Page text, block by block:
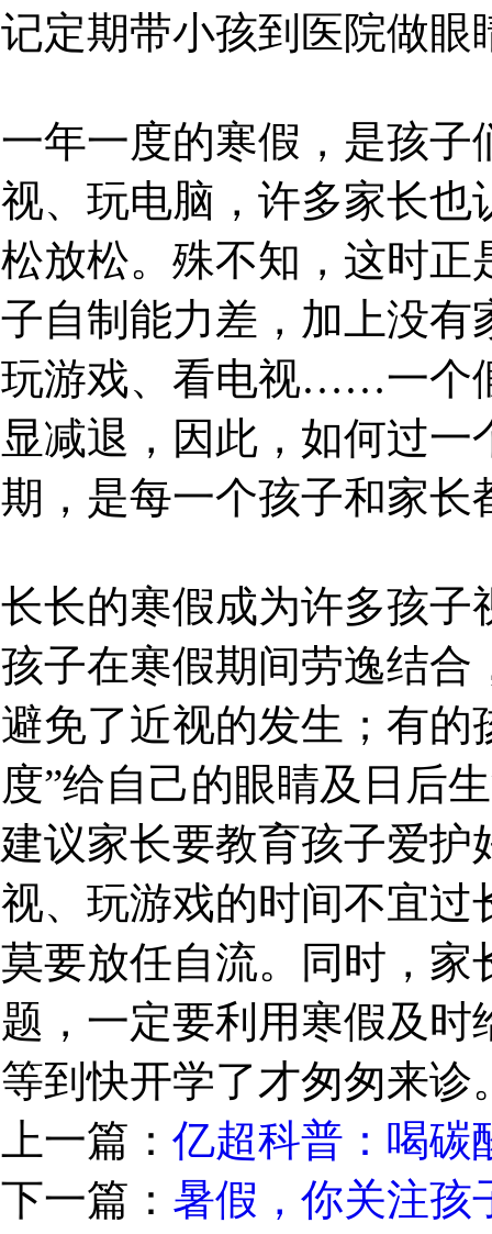
记定期带小孩到医院做眼
一年一度的寒假，是孩
视、玩电脑，许多家长
松放松。殊不知，这时
子自制能力差，加上没
玩游戏、看电视……一个
显减退，因此，如何过
期，是每一个孩子和家长
长长的寒假成为许多孩子
孩子在寒假期间劳逸结
避免了近视的发生；有的
度”给自己的眼睛及日后
建议家长要教育孩子爱
视、玩游戏的时间不宜
莫要放任自流。同时，
题，一定要利用寒假及
等到快开学了才匆匆来诊
上一篇： 亿超科普：喝碳
下一篇： 暑假，你关注孩